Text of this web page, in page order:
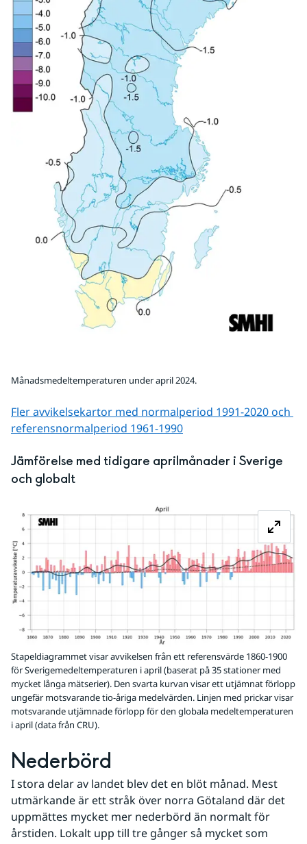
Månadsmedeltemperaturen under april 2024.
Fler avvikelsekartor med normalperiod 1991-2020 och
referens­normalperiod 1961-1990
Jämförelse med tidigare aprilmånader i Sverige
och globalt
Stapeldiagrammet visar avvikelsen från ett referensvärde 1860-1900
för Sverigemedeltemperaturen i april (baserat på 35 stationer med
mycket långa mätserier). Den svarta kurvan visar ett utjämnat förlopp
ungefär motsvarande tio-åriga medelvärden. Linjen med prickar visar
motsvarande utjämnade förlopp för den globala medeltemperaturen
i april (data från CRU).
Nederbörd
I stora delar av landet blev det en blöt månad. Mest
utmärkande är ett stråk över norra Götaland där det
uppmättes mycket mer nederbörd än normalt för
årstiden. Lokalt upp till tre gånger så mycket som